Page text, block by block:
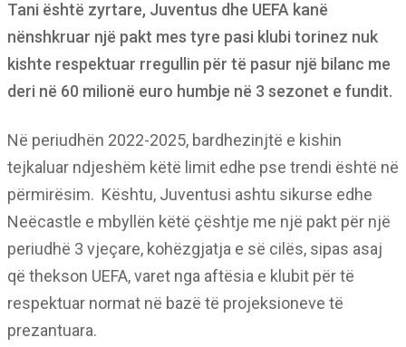
Tani është zyrtare, Juventus dhe UEFA kanë
nënshkruar një pakt mes tyre pasi klubi torinez nuk
kishte respektuar rregullin për të pasur një bilanc me
deri në 60 milionë euro humbje në 3 sezonet e fundit.
Në periudhën 2022-2025, bardhezinjtë e kishin
tejkaluar ndjeshëm këtë limit edhe pse trendi është në
përmirësim. Kështu, Juventusi ashtu sikurse edhe
Neëcastle e mbyllën këtë çështje me një pakt për një
periudhë 3 vjeçare, kohëzgjatja e së cilës, sipas asaj
që thekson UEFA, varet nga aftësia e klubit për të
respektuar normat në bazë të projeksioneve të
prezantuara.